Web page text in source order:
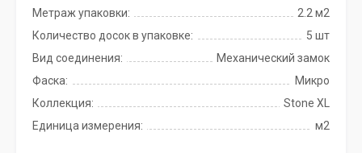
Метраж упаковки:
2.2 м2
Количество досок в упаковке:
5 шт
Вид соединения:
Механический замок
Фаска:
Микро
Коллекция:
Stone XL
Единица измерения:
м2